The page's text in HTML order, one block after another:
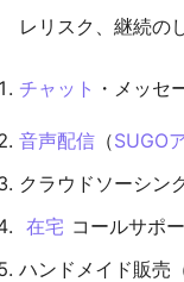
レリスク、継続の
チャット ・メッセ
音声配信 （SUGO
クラウドソーシン
在宅 コールサポ
ハンドメイド販売